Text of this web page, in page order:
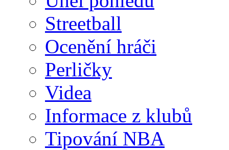
Streetball
Ocenění hráči
Perličky
Videa
Informace z klubů
Tipování NBA